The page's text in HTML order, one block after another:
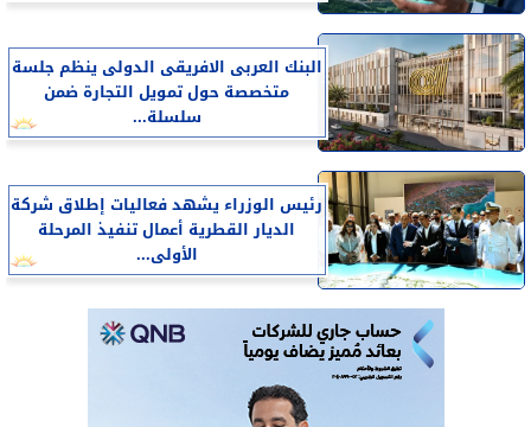
البنك العربى الافريقى الدولى ينظم جلسة
متخصصة حول تمويل التجارة ضمن
سلسلة...
رئيس الوزراء يشهد فعاليات إطلاق شركة
الديار القطرية أعمال تنفيذ المرحلة
الأولى...